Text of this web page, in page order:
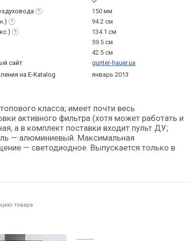
150 мм
94.2 см
134.1 см
59.5 см
42.5 см
сайт
gunter-hauer.ua
на E-Katalog
январь 2013
активного фильтра (хотя может работать и
а в комплект поставки входит пульт ДУ;
— алюминиевый. Максимальная
— светодиодное. Выпускается только в
товара